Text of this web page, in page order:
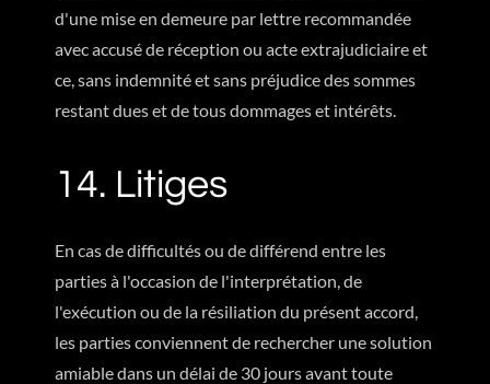
d'une mise en demeure par lettre recommandée
avec accusé de réception ou acte extrajudiciaire et
ce, sans indemnité et sans préjudice des sommes
restant dues et de tous dommages et intérêts.
14. Litiges
En cas de difficultés ou de différend entre les
parties à l'occasion de l'interprétation, de
l'exécution ou de la résiliation du présent accord,
les parties conviennent de rechercher une solution
amiable dans un délai de 30 jours avant toute